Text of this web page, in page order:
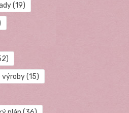
(19)
výroby(15)